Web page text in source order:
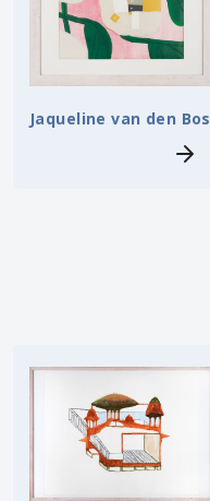
Jaqueline van den Bos